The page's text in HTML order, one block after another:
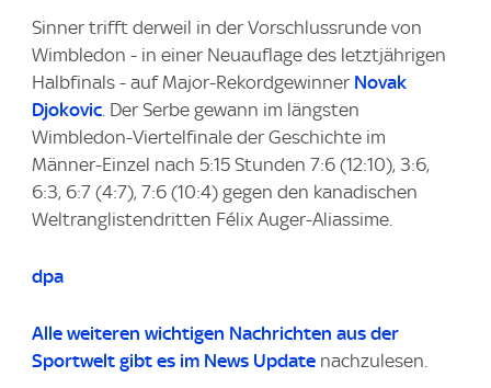
Sinner trifft derweil in der Vorschlussrunde von
Wimbledon - in einer Neuauflage des letztjährigen
Halbfinals - auf Major-Rekordgewinner Novak
Djokovic . Der Serbe gewann im längsten
Wimbledon-Viertelfinale der Geschichte im
Männer-Einzel nach 5:15 Stunden 7:6 (12:10), 3:6,
6:3, 6:7 (4:7), 7:6 (10:4) gegen den kanadischen
Weltranglistendritten Félix Auger-Aliassime.
dpa
Alle weiteren wichtigen Nachrichten aus der
Sportwelt gibt es im News Update nachzulesen.